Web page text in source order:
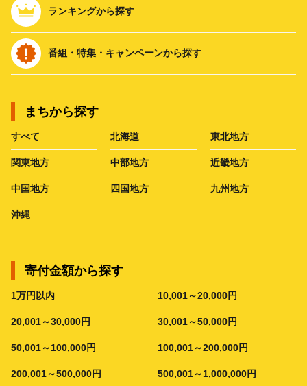
ランキングから探す
番組・特集・キャンペーンから探す
まちから探す
すべて 北海道 東北地方
関東地方 中部地方 近畿地方
中国地方 四国地方 九州地方
沖縄
寄付金額から探す
1万円以内 10,001～20,000円
20,001～30,000円 30,001～50,000円
50,001～100,000円 100,001～200,000円
200,001～500,000円 500,001～1,000,000円